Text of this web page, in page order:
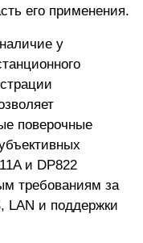
его применения.
у
поверочные
и DP822
требованиям за
LAN и поддержки